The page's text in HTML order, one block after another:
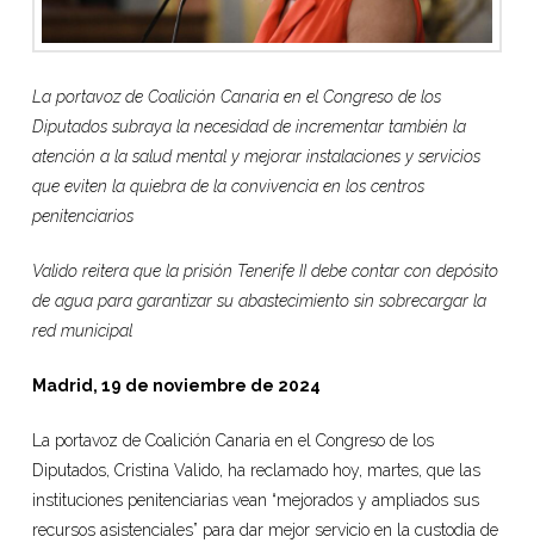
La portavoz de Coalición Canaria en el Congreso de los
Diputados subraya la necesidad de incrementar también la
atención a la salud mental y mejorar instalaciones y servicios
que eviten la quiebra de la convivencia en los centros
penitenciarios
Valido reitera que la prisión Tenerife II debe contar con depósito
de agua para garantizar su abastecimiento sin sobrecargar la
red municipal
Madrid, 19 de noviembre de 2024
La portavoz de Coalición Canaria en el Congreso de los
Diputados, Cristina Valido, ha reclamado hoy, martes, que las
instituciones penitenciarias vean “mejorados y ampliados sus
recursos asistenciales” para dar mejor servicio en la custodia de